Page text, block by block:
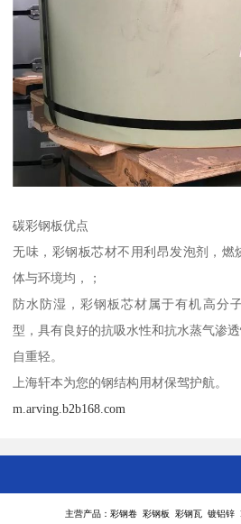
碳彩钢板优点
无味，彩钢板芯材不用利昂发泡剂，燃
体与环境均，；
防水防湿，彩钢板芯材属于有机高分
型，具有良好的抗吸水性和抗水蒸气渗透
自重轻。
上海轩本为您的钢结构用材保驾护航。
m.arving.b2b168.com
主营产品：彩钢卷 彩钢板 彩钢瓦 镀铝锌